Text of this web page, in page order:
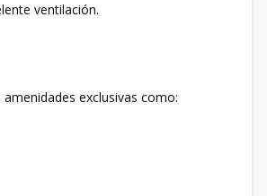
ventilación.
exclusivas como: